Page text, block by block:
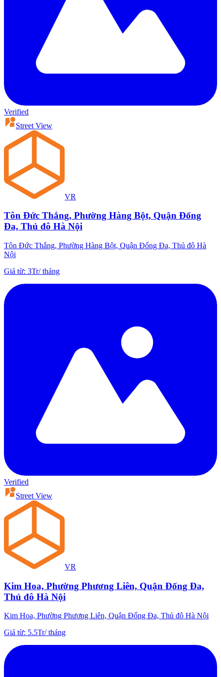
Verified
Street View
VR
Tôn Đức Thắng, Phường Hàng Bột, Quận Đống
Đa, Thủ đô Hà Nội
Tôn Đức Thắng, Phường Hàng Bột, Quận Đống Đa, Thủ đô Hà
Nội
Giá từ: 3Tr/tháng
Verified
Street View
VR
Kim Hoa, Phường Phương Liên, Quận Đống Đa,
Thủ đô Hà Nội
Kim Hoa, Phường Phương Liên, Quận Đống Đa, Thủ đô Hà Nội
Giá từ: 5.5Tr/tháng